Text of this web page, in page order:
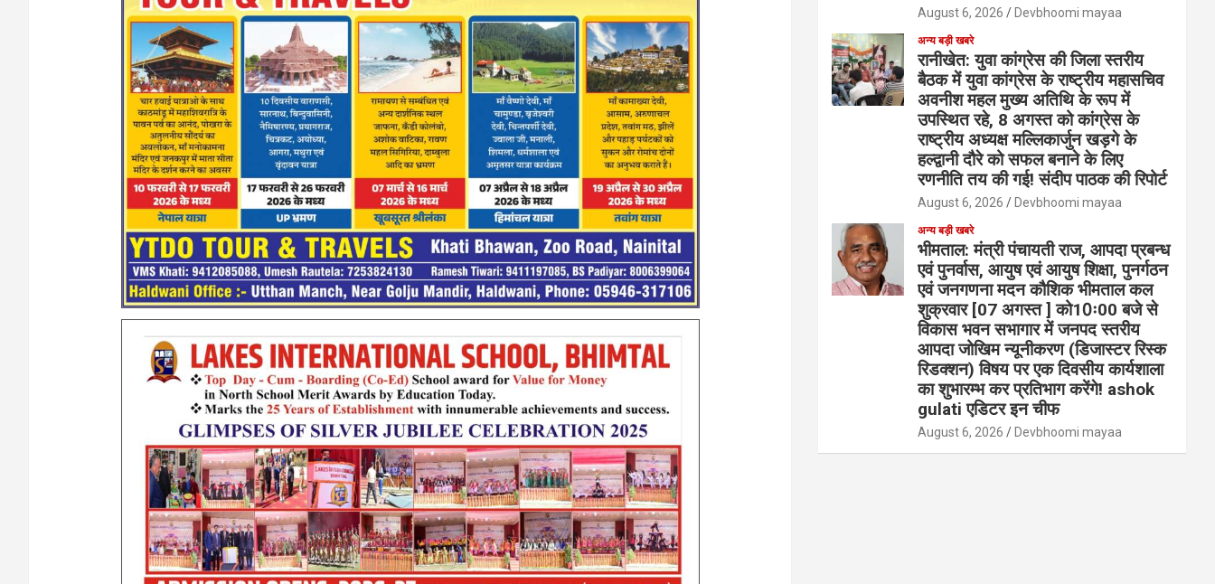
August 6, 2026 Devbhoomi mayaa
अन्य बड़ी खबरे
रानीखेत: युवा कांग्रेस की जिला स्तरीय
बैठक में युवा कांग्रेस के राष्ट्रीय महासचिव
अवनीश महल मुख्य अतिथि के रूप में
उपस्थित रहे, 8 अगस्त को कांग्रेस के
राष्ट्रीय अध्यक्ष मल्लिकार्जुन खड़गे के
हल्द्वानी दौरे को सफल बनाने के लिए
रणनीति तय की गई! संदीप पाठक की रिपोर्ट
August 6, 2026 Devbhoomi mayaa
अन्य बड़ी खबरे
भीमताल: मंत्री पंचायती राज, आपदा प्रबन्ध
एवं पुनर्वास, आयुष एवं आयुष शिक्षा, पुनर्गठन
एवं जनगणना मदन कौशिक भीमताल कल
शुक्रवार [07 अगस्त ] को10ः00 बजे से
विकास भवन सभागार में जनपद स्तरीय
आपदा जोखिम न्यूनीकरण (डिजास्टर रिस्क
रिडक्शन) विषय पर एक दिवसीय कार्यशाला
का शुभारम्भ कर प्रतिभाग करेंगे! ashok
gulati एडिटर इन चीफ
August 6, 2026 Devbhoomi mayaa